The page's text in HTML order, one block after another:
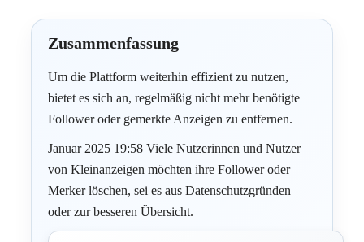
Zusammenfassung
Um die Plattform weiterhin effizient zu nutzen,
bietet es sich an, regelmäßig nicht mehr benötigte
Follower oder gemerkte Anzeigen zu entfernen.
Januar 2025 19:58 Viele Nutzerinnen und Nutzer
von Kleinanzeigen möchten ihre Follower oder
Merker löschen, sei es aus Datenschutzgründen
oder zur besseren Übersicht.